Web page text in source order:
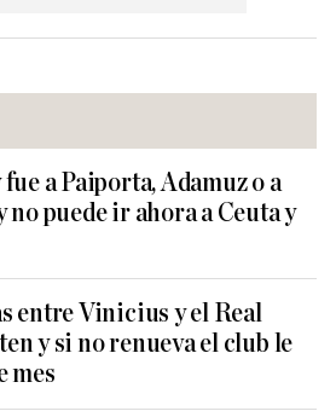
a Paiporta, Adamuz o a
no puede ir ahora a Ceuta y
entre Vinicius y el Real
y si no renueva el club le
mes